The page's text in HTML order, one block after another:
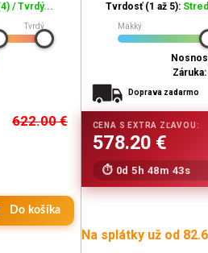
/ Tvrdý...
Tvrdý
622.00€
Do košíka
Tvrdosť (1 až 5):
Mäkký
Záruka:
Doprava zadarmo
0d 5h 48m 42s
Na splátky už od